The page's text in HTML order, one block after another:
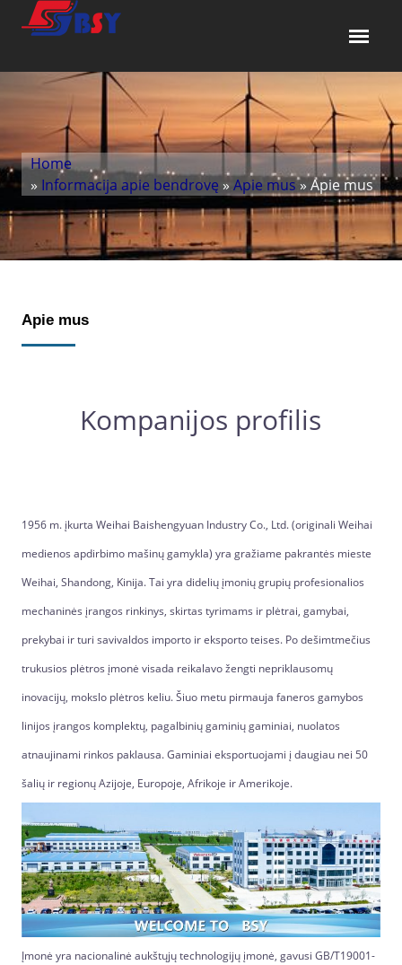
Home
» Informacija apie bendrovę » Apie mus» Apie mus
Apie mus
Kompanijos profilis
1956 m. įkurta Weihai Baishengyuan Industry Co., Ltd. (originali Weihai
medienos apdirbimo mašinų gamykla) yra gražiame pakrantės mieste
Weihai, Shandong, Kinija. Tai yra didelių įmonių grupių profesionalios
mechaninės įrangos rinkinys, skirtas tyrimams ir plėtrai, gamybai,
prekybai ir turi savivaldos importo ir eksporto teises. Po dešimtmečius
trukusios plėtros įmonė visada reikalavo žengti nepriklausomų
inovacijų, mokslo plėtros keliu. Šiuo metu pirmauja faneros gamybos
linijos įrangos komplektų, pagalbinių gaminių gaminiai, nuolatos
atnaujinami rinkos paklausa. Gaminiai eksportuojami į daugiau nei 50
šalių ir regionų Azijoje, Europoje, Afrikoje ir Amerikoje.
Įmonė yra nacionalinė aukštųjų technologijų įmonė, gavusi GB/T19001-